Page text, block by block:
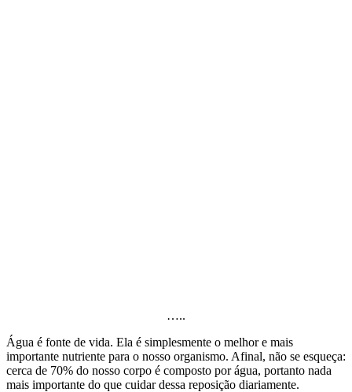
…..
Água é fonte de vida. Ela é simplesmente o melhor e mais
importante nutriente para o nosso organismo. Afinal, não se esqueça:
cerca de 70% do nosso corpo é composto por água, portanto nada
mais importante do que cuidar dessa reposição diariamente.